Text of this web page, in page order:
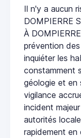
Il n'y a aucun
DOMPIERRE
À
prévention
inquiéter les
constamment
géologie et en
vigilance
incident
autorités
rapidement en